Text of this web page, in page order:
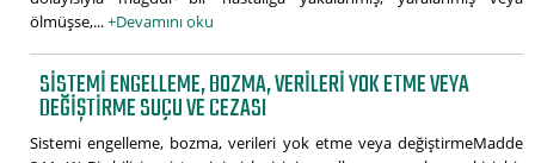
ölmüşse,...+Devamını oku
SISTEMI ENGELLEME, BOZMA, VERILERI YOK ETME VEYA
DEĞIŞTIRME SUÇU VE CEZASI
Sistemi engelleme, bozma, verileri yok etme veya değiştirmeMadde